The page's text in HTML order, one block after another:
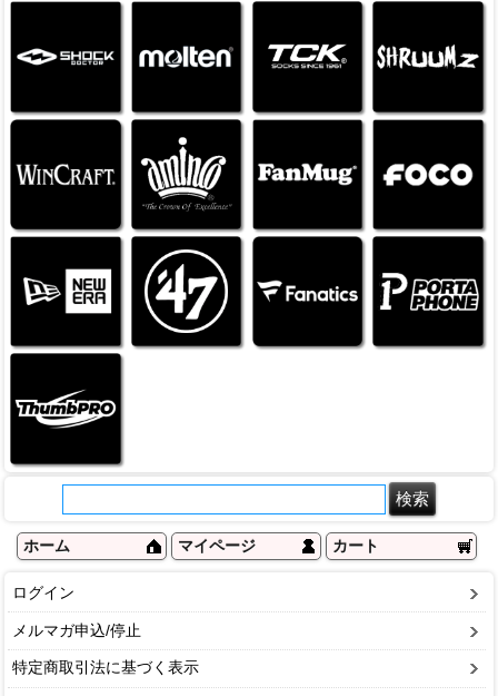
ホーム マイページ カート
ログイン
メルマガ申込/停止
特定商取引法に基づく表示